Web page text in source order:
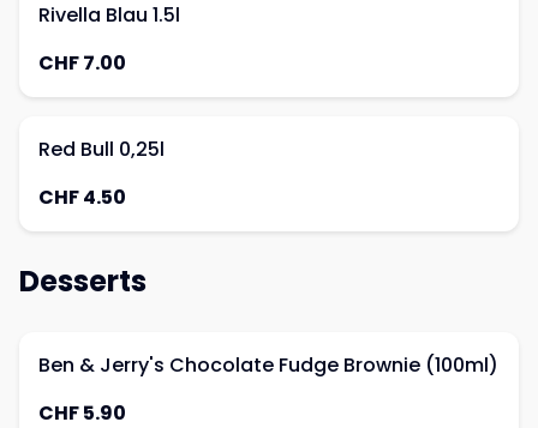
Rivella Blau 1.5l
CHF 7.00
Red Bull 0,25l
CHF 4.50
Desserts
Ben & Jerry's Chocolate Fudge Brownie (100ml)
CHF 5.90